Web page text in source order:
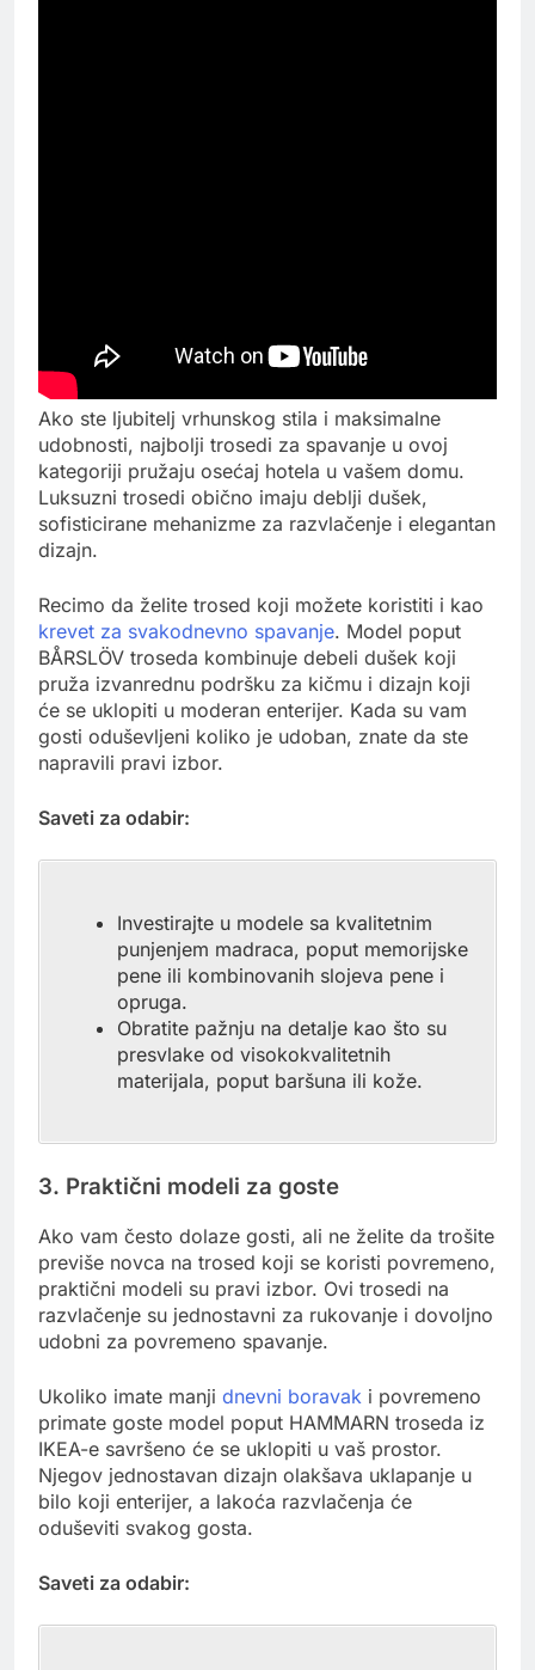
Ako ste ljubitelj vrhunskog stila i maksimalne
udobnosti, najbolji trosedi za spavanje u ovoj
kategoriji pružaju osećaj hotela u vašem domu.
Luksuzni trosedi obično imaju deblji dušek,
sofisticirane mehanizme za razvlačenje i elegantan
dizajn.
Recimo da želite trosed koji možete koristiti i kao
krevet za svakodnevno spavanje. Model poput
BÅRSLÖV troseda kombinuje debeli dušek koji
pruža izvanrednu podršku za kičmu i dizajn koji
će se uklopiti u moderan enterijer. Kada su vam
gosti oduševljeni koliko je udoban, znate da ste
napravili pravi izbor.
Saveti za odabir:
Investirajte u modele sa kvalitetnim
punjenjem madraca, poput memorijske
pene ili kombinovanih slojeva pene i
opruga.
Obratite pažnju na detalje kao što su
presvlake od visokokvalitetnih
materijala, poput baršuna ili kože.
3. Praktični modeli za goste
Ako vam često dolaze gosti, ali ne želite da trošite
previše novca na trosed koji se koristi povremeno,
praktični modeli su pravi izbor. Ovi trosedi na
razvlačenje su jednostavni za rukovanje i dovoljno
udobni za povremeno spavanje.
Ukoliko imate manji dnevni boravak i povremeno
primate goste model poput HAMMARN troseda iz
IKEA-e savršeno će se uklopiti u vaš prostor.
Njegov jednostavan dizajn olakšava uklapanje u
bilo koji enterijer, a lakoća razvlačenja će
oduševiti svakog gosta.
Saveti za odabir: